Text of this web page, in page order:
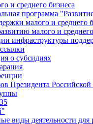
и среднего бизнеса
программа
малого и среднего
малого и
инфраструктуры
о субсидиях
Президента
виды деятельности